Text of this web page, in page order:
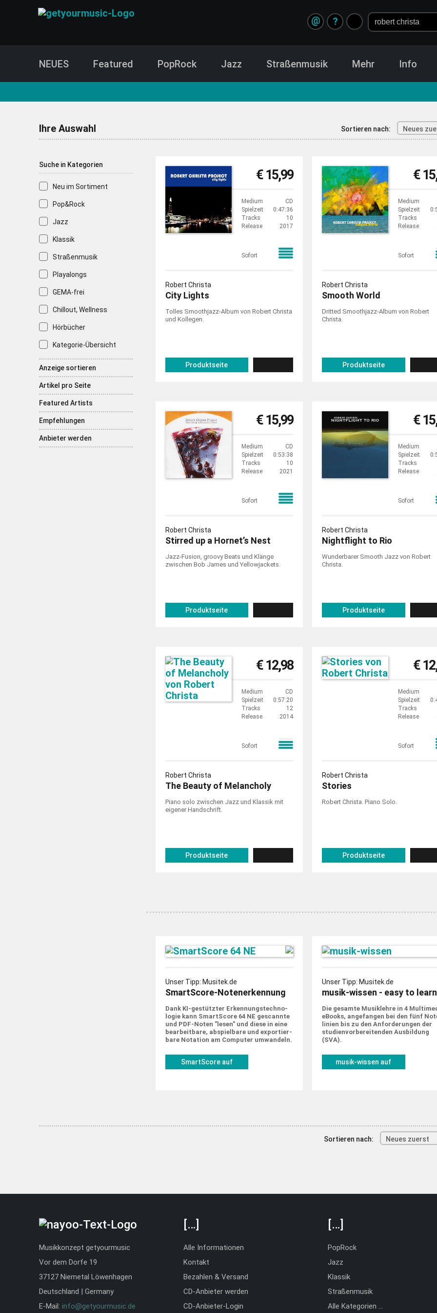
?
@
NEUES Featured PopRock Jazz Straßenmusik Mehr Info
Ihre Auswahl Sortieren nach: Neues
Suche in Kategorien
Neu im Sortiment
Pop&Rock
Jazz
Klassik
Straßenmusik
Playalongs
GEMA-frei
Chillout, Wellness
Hörbücher
Kategorie-Übersicht
Anzeige sortieren
Artikel pro Seite
Featured Artists
Empfehlungen
Anbieter werden
€ 15,99
Medium
CD
Spielzeit
0:47:36
Tracks
10
Release
2017
Sofort
Robert Christa
City Lights
Tolles Smoothjazz-Album von Robert Christa
und Kollegen.
Produktseite
€
Medium
Spielzeit
Tracks
Release
Sofort
Robert Christa
Smooth World
Dritted Smoothjazz-Album von Robert
Christa.
Produktseite
€ 15,99
Medium
CD
Spielzeit
0:53:38
Tracks
10
Release
2021
Sofort
Robert Christa
Stirred up a Hornet’s Nest
Jazz-Fusion, groovy Beats und Klänge
zwischen Bob James und Yellowjackets.
Produktseite
€
Medium
Spielzeit
Tracks
Release
Sofort
Robert Christa
Nightflight to Rio
Wunderbarer Smooth Jazz von Robert
Christa.
Produktseite
€ 12,98
Medium
CD
Spielzeit
0:57:20
Tracks
12
Release
2014
Sofort
Robert Christa
The Beauty of Melancholy
Piano solo zwischen Jazz und Klassik mit
eigener Handschrift.
Produktseite
€
Medium
Spielzeit
Tracks
Release
Sofort
Robert Christa
Stories
Robert Christa. Piano Solo.
Produktseite
Unser Tipp: Musitek.de
SmartScore-Notenerkennung
Dank KI-gestützter Erkennungs­techno­
logie kann SmartScore 64 NE gescannte
und PDF-Noten "lesen" und diese in eine
bearbeit­bare, abspiel­bare und expor­tier­
bare Notation am Computer um­wandeln.
SmartScore auf
Unser Tipp: Musitek.de
musik-wissen - easy to learn
Die gesamte Musik­lehre in 4
eBooks, ange­fangen bei den fünf
linien bis zu den Anforde­rungen der
studien­vorbe­rei­tenden Ausbildung
(SVA).
musik-wissen auf
Sortieren nach: Neues zuerst
Musikkonzept getyourmusic
Vor dem Dorfe 19
37127 Niemetal Löwenhagen
Deutschland | Germany
E-Mail: info@getyourmusic.de
[…]
Alle Informationen
Kontakt
Bezahlen & Versand
CD-Anbieter werden
CD-Anbieter-Login
[…]
PopRock
Jazz
Klassik
Straßenmusik
Alle Kategorien …